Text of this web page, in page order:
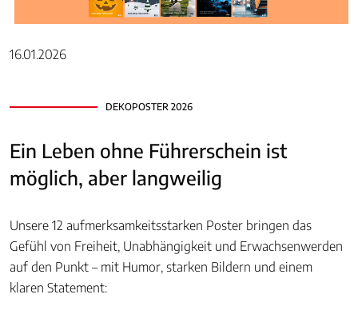
16.01.2026
DEKOPOSTER 2026
Ein Leben ohne Führerschein ist
möglich, aber langweilig
Unsere 12 aufmerksamkeitsstarken Poster bringen das
Gefühl von Freiheit, Unabhängigkeit und Erwachsenwerden
auf den Punkt – mit Humor, starken Bildern und einem
klaren Statement: